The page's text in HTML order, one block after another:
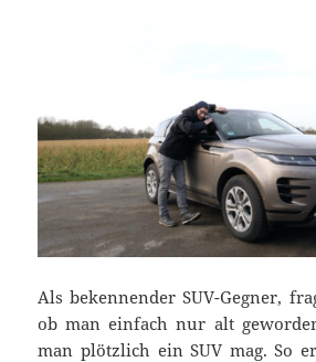
Als bekennender SUV-Gegner,
ob man einfach nur alt
man plötzlich ein SUV mag. So